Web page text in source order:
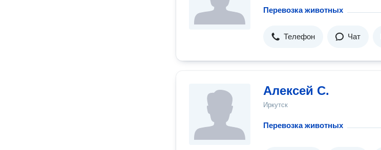
Перевозка животных
Телефон Чат
Алексей С.
Иркутск
Перевозка животных